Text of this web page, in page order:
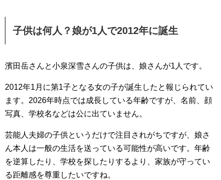
子供は何人？娘が1人で2012年に誕生
濱田岳さんと小泉深雪さんの子供は、娘さんが1人です。
2012年1月に第1子となる女の子が誕生したと報じられてい
ます。2026年時点では成長している年齢ですが、名前、顔
写真、学校名などは公に出ていません。
芸能人夫婦の子供というだけで注目されがちですが、娘さ
ん本人は一般の生活を送っている可能性が高いです。年齢
を逆算したり、学校を探したりするより、家族が守ってい
る距離感を尊重したいですね。